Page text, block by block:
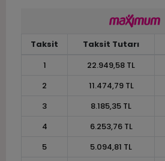
Taksit Taksit Tutarı
1
22.949,58 TL
2
11.474,79 TL
3
8.185,35 TL
4
6.253,76 TL
5
5.094,81 TL